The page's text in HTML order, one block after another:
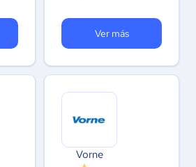
Ver más
Vorne